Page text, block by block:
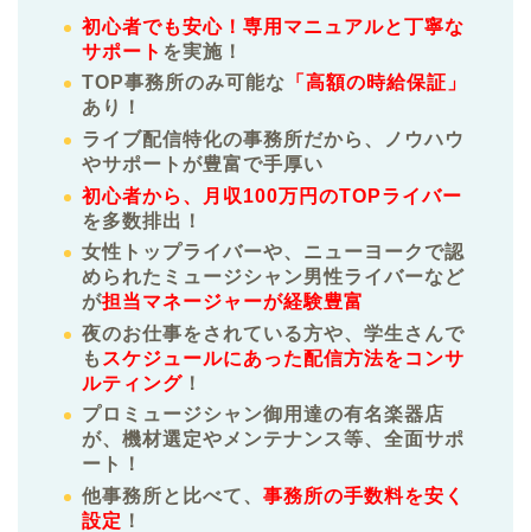
初心者でも安心！専用マニュアルと丁寧な
サポート を実施！
TOP事務所のみ可能な 「高額の時給保証」
あり！
ライブ配信特化の事務所だから、ノウハウ
やサポートが豊富で手厚い
初心者から、月収100万円のTOPライバー
を多数排出！
女性トップライバーや、ニューヨークで認
められたミュージシャン男性ライバーなど
が担当マネージャーが経験豊富
夜のお仕事をされている方や、学生さんで
も スケジュールにあった配信方法をコンサ
ルティング ！
プロミュージシャン御用達の有名楽器店
が、機材選定やメンテナンス等、全面サポ
ート！
他事務所と比べて、 事務所の手数料を安く
設定 ！